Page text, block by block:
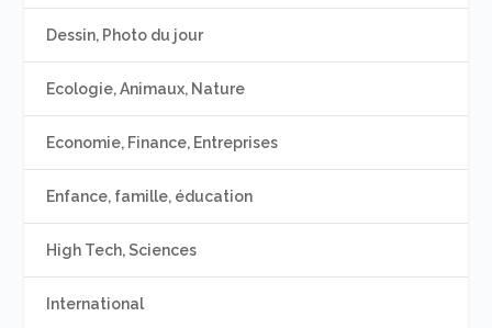
Dessin, Photo du jour
Ecologie, Animaux, Nature
Economie, Finance, Entreprises
Enfance, famille, éducation
High Tech, Sciences
International